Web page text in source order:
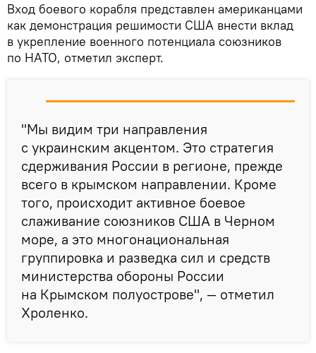
Вход боевого корабля представлен американцами
как демонстрация решимости США внести вклад
в укрепление военного потенциала союзников
по НАТО, отметил эксперт.
"Мы видим три направления
с украинским акцентом. Это стратегия
сдерживания России в регионе, прежде
всего в крымском направлении. Кроме
того, происходит активное боевое
слаживание союзников США в Черном
море, а это многонациональная
группировка и разведка сил и средств
министерства обороны России
на Крымском полуострове", — отметил
Хроленко.